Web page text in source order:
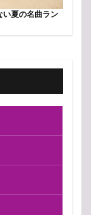
い夏の名曲ラン